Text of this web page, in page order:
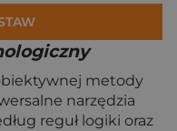
metody
narzędzia
reguł logiki oraz